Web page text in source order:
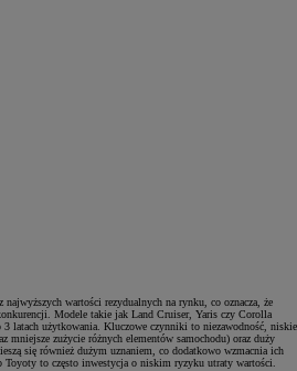
wartości rezydualnych na rynku, co oznacza, że
Modele takie jak Land Cruiser, Yaris czy Corolla
latach użytkowania. Kluczowe czynniki to niezawodność, niskie
mniejsze zużycie różnych elementów samochodu) oraz duży
się również dużym uznaniem, co dodatkowo wzmacnia ich
Toyoty to często inwestycja o niskim ryzyku utraty wartości.